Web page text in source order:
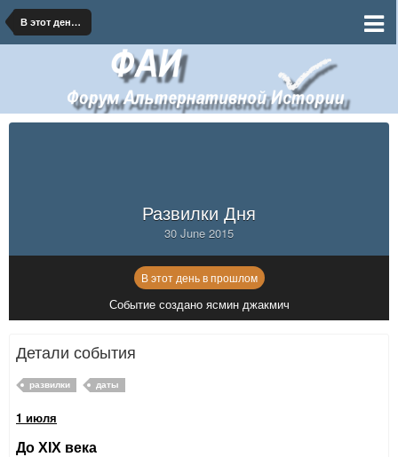
В этот день в прошлом
Развилки Дня
30 June 2015
В этот день в прошлом
Событие создано ясмин джакмич
Детали события
развилки даты
1 июля
До XIX века